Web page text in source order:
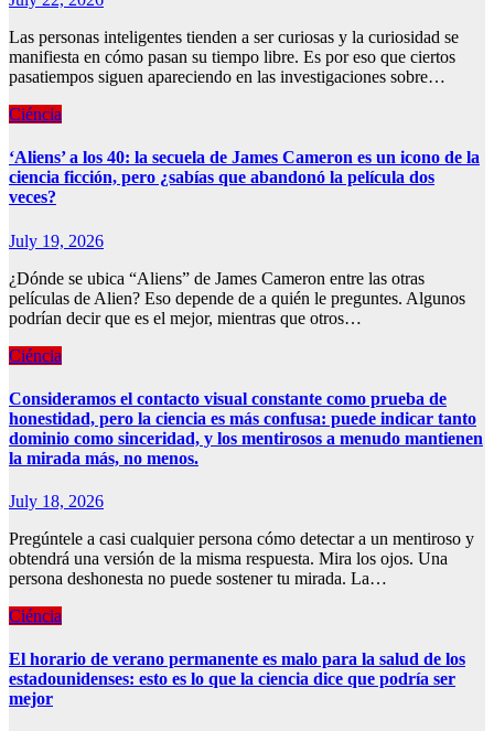
Las personas inteligentes tienden a ser curiosas y la curiosidad se
manifiesta en cómo pasan su tiempo libre. Es por eso que ciertos
pasatiempos siguen apareciendo en las investigaciones sobre…
Ciéncia
‘Aliens’ a los 40: la secuela de James Cameron es un icono de la
ciencia ficción, pero ¿sabías que abandonó la película dos
veces?
July 19, 2026
¿Dónde se ubica “Aliens” de James Cameron entre las otras
películas de Alien? Eso depende de a quién le preguntes. Algunos
podrían decir que es el mejor, mientras que otros…
Ciéncia
Consideramos el contacto visual constante como prueba de
honestidad, pero la ciencia es más confusa: puede indicar tanto
dominio como sinceridad, y los mentirosos a menudo mantienen
la mirada más, no menos.
July 18, 2026
Pregúntele a casi cualquier persona cómo detectar a un mentiroso y
obtendrá una versión de la misma respuesta. Mira los ojos. Una
persona deshonesta no puede sostener tu mirada. La…
Ciéncia
El horario de verano permanente es malo para la salud de los
estadounidenses: esto es lo que la ciencia dice que podría ser
mejor